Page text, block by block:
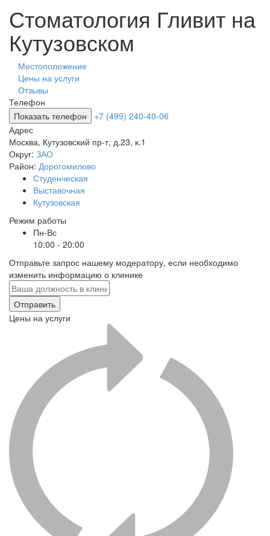
Стоматология Гливит на
Кутузовском
Местоположение
Цены на услуги
Отзывы
Телефон
Показать телефон
+7 (499) 240-40-06
Адрес
Москва, Кутузовский пр-т, д.23, к.1
Округ: ЗАО
Район: Дорогомилово
Студенческая
Выставочная
Кутузовская
Режим работы
Пн-Вс
10:00 - 20:00
Отправьте запрос нашему модератору, если необходимо
изменить информацию о клинике
Отправить
Цены на услуги